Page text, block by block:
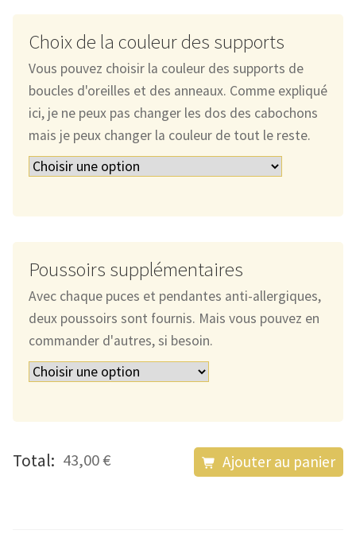
Choix de la couleur des supports
Vous pouvez choisir la couleur des supports de
boucles d'oreilles et des anneaux. Comme expliqué
ici, je ne peux pas changer les dos des cabochons
mais je peux changer la couleur de tout le reste.
Poussoirs supplémentaires
Avec chaque puces et pendantes anti-allergiques,
deux poussoirs sont fournis. Mais vous pouvez en
commander d'autres, si besoin.
Total: 43,00 € Ajouter au panier